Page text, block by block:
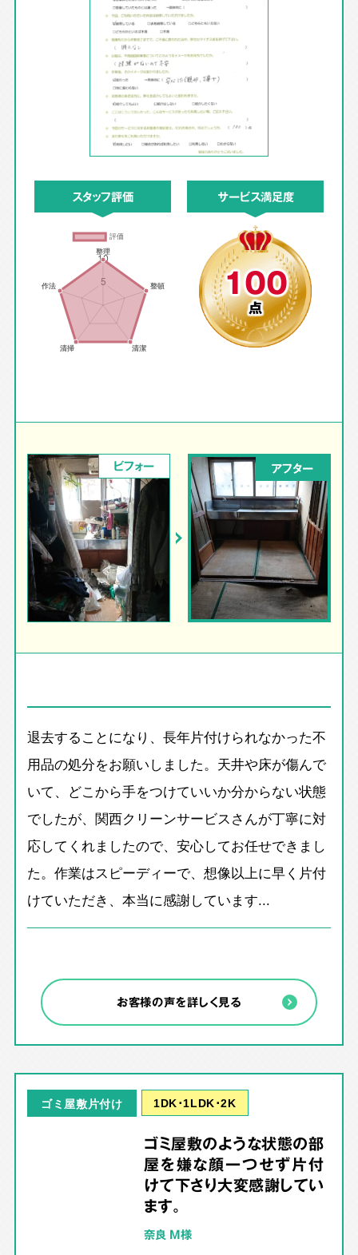
スタッフ評価 サービス満足度
100
点
ビフォー アフター
退去することになり、長年片付けられなかった不
用品の処分をお願いしました。天井や床が傷んで
いて、どこから手をつけていいか分からない状態
でしたが、関西クリーンサービスさんが丁寧に対
応してくれましたので、安心してお任せできまし
た。作業はスピーディーで、想像以上に早く片付
けていただき、本当に感謝しています...
お客様の声を詳しく見る
ゴミ屋敷片付け 1DK･1LDK･2K
ゴミ屋敷のような状態の部
屋を嫌な顔一つせず片付
けて下さり大変感謝してい
ます。
奈良 M様